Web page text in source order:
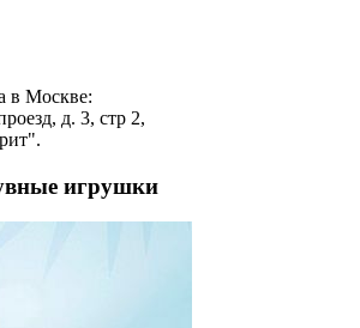
в Москве:
д. 3, стр 2,
игрушки